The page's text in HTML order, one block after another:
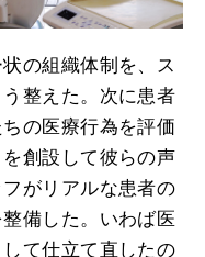
の組織体制を、ス
整えた。次に患者
の医療行為を評価
創設して彼らの声
がリアルな患者の
備した。いわば医
て仕立て直したの